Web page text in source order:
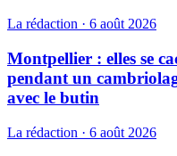
La rédaction · 6 août 2026
Montpellier : elles se
pendant un
avec le butin
La rédaction · 6 août 2026